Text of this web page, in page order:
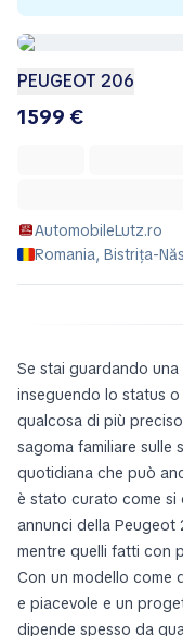
PEUGEOT 206
1599 €
AutomobileLutz.ro
Romania, Bistrița-
Se stai guardando una
inseguendo lo status
qualcosa di più
sagoma familiare
quotidiana che può
è stato curato come si
annunci della Peugeot
mentre quelli fatti con
Con un modello come
e piacevole e un
dipende spesso da